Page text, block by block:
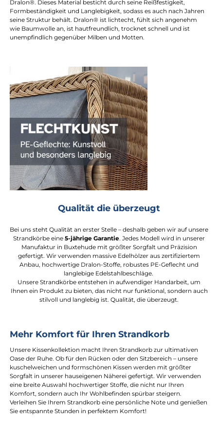
Dralon®. Dieses Material besticht durch seine Reißfestigkeit,
Formbeständigkeit und Langlebigkeit, sodass es auch nach Jahren
seine Struktur behält. Dralon® ist lichtecht, fühlt sich angenehm
wie Baumwolle an, ist hautfreundlich, trocknet schnell und ist
unempfindlich gegenüber Milben und Motten.
Qualität die überzeugt
Bei uns steht Qualität an erster Stelle – deshalb geben wir auf unsere
Strandkörbe eine 5-jährige Garantie. Jedes Modell wird in unserer
Manufaktur in Buxtehude mit größter Sorgfalt und Präzision
gefertigt. Wir verwenden massive Edelhölzer aus zertifiziertem
Anbau, hochwertige Dralon-Stoffe, robustes PE-Geflecht und
langlebige Edelstahlbeschläge.
Unsere Strandkörbe entstehen in aufwendiger Handarbeit, um
Ihnen ein Produkt zu bieten, das nicht nur funktional, sondern auch
stilvoll und langlebig ist. Qualität, die überzeugt.
Mehr Komfort für Ihren Strandkorb
Unsere Kissenkollektion macht Ihren Strandkorb zur ultimativen
Oase der Ruhe. Ob für den Rücken oder den Sitzbereich – unsere
kuschelweichen und formschönen Kissen werden mit größter
Sorgfalt in unserer hauseigenen Näherei gefertigt. Wir verwenden
eine breite Auswahl hochwertiger Stoffe, die nicht nur Ihren
Komfort, sondern auch Ihr Wohlbefinden spürbar steigern.
Verleihen Sie Ihrem Strandkorb eine persönliche Note und genießen
Sie entspannte Stunden in perfektem Komfort!